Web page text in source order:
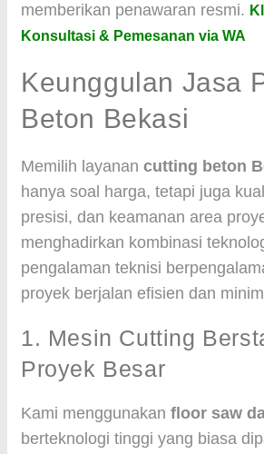
memberikan penawaran resmi.
Konsultasi & Pemesanan via WA
Keunggulan Jasa
Beton Bekasi
Memilih layanan cutting beton
hanya soal harga, tetapi juga
presisi, dan keamanan area
menghadirkan kombinasi
pengalaman teknisi
proyek berjalan efisien dan
1. Mesin Cutting
Proyek Besar
Kami menggunakan floor saw
berteknologi tinggi yang biasa